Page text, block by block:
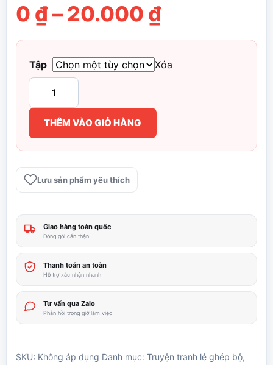
0 ₫–20.000 ₫Khoảng
giá:
từ
Tập
Xóa
Trọn
4
phần
39
tập
The
Movie+R+GX
số
lượng
THÊM VÀO GIỎ HÀNG
Lưu sản phẩm yêu thích
Giao hàng toàn quốc
Đóng gói cẩn thận
Thanh toán an toàn
Hỗ trợ xác nhận nhanh
Tư vấn qua Zalo
Phản hồi trong giờ làm việc
SKU: Không áp dụng Danh mục: Truyện tranh lẻ ghép bộ,